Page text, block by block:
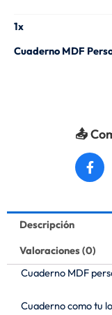
1x
Cuaderno MDF
📤
Descripción
Valoraciones (0)
Cuaderno MDF
Cuaderno como tu